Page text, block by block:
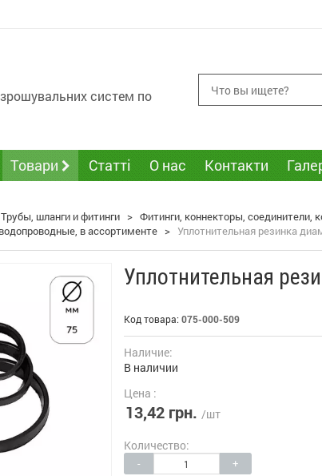
систем по
Товари Статті О нас Контакти
Трубы, шланги и фитинги > Фитинги, коннекторы, соединители,
в ассортименте > Уплотнительная резинка
Уплотнительная
Код товара: 075-000-509
Наличие:
В наличии
Цена :
13,42 грн. /шт
Количество:
- +